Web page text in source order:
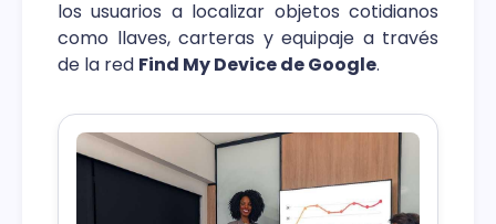
los usuarios a localizar objetos cotidianos
como llaves, carteras y equipaje a través
de la red Find My Device de Google.